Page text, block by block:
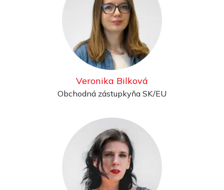
Veronika Bilková
Obchodná zástupkyňa SK/EU